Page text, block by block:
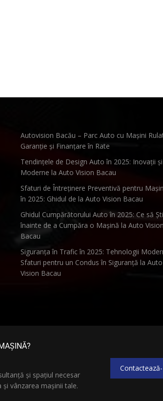
Autovision Bacău – Parc Auto cu Mașini
Garanție și Finanțare în Rate
Tendințele de Design Auto în 2025: Inovații
Moderne la Auto Vision Bacau
Sfaturi de Întreținere Preventivă pentru
în 2025: Ghidul de la Auto Vision Bacau
Ghidul Cumpărătorului Auto în 2025: Ce să
înainte de a Cumpăra o Mașină la Auto Vision
Bacau
Siguranța în Trafic în 2025: Tehnologii
Sfaturi pentru un Condus în Siguranță la Auto
Vision Bacau
și spațiul necesar
vânzarea mașinii tale.